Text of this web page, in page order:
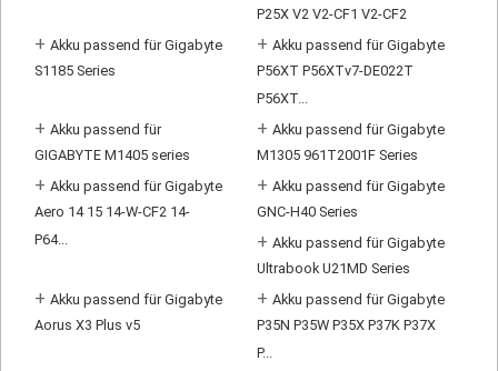
P25X V2 V2-CF1 V2-CF2
+ Akku passend für Gigabyte
S1185 Series
+ Akku passend für Gigabyte
P56XT P56XTv7-DE022T
P56XT...
+ Akku passend für
GIGABYTE M1405 series
+ Akku passend für Gigabyte
M1305 961T2001F Series
+ Akku passend für Gigabyte
Aero 14 15 14-W-CF2 14-
P64...
+ Akku passend für Gigabyte
GNC-H40 Series
+ Akku passend für Gigabyte
Ultrabook U21MD Series
+ Akku passend für Gigabyte
Aorus X3 Plus v5
+ Akku passend für Gigabyte
P35N P35W P35X P37K P37X
P...